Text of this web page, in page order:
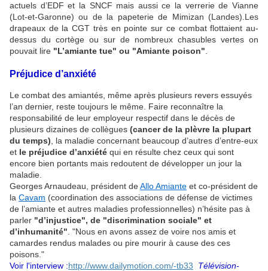
actuels d’EDF et la SNCF mais aussi ce la verrerie de Vianne
(Lot-et-Garonne) ou de la papeterie de Mimizan (Landes).Les
drapeaux de la CGT très en pointe sur ce combat flottaient au-
dessus du cortège ou sur de nombreux chasubles vertes on
pouvait lire "L’amiante tue" ou "Amiante poison"
Préjudice d’anxiété
Le combat des amiantés, même après plusieurs revers essuyés
l’an dernier, reste toujours le même. Faire reconnaître la
responsabilité de leur employeur respectif dans le décès de
plusieurs dizaines de collègues (cancer de la plèvre la plupart
du temps) , la maladie concernant beaucoup d’autres d’entre-eux
et le préjudice d’anxiété qui en résulte chez ceux qui sont
encore bien portants mais redoutent de développer un jour la
maladie.
Georges Arnaudeau, président deAllo Amiante et co-président de
la Cavam (coordination des associations de défense de victimes
de l’amiante et autres maladies professionnelles) n’hésite pas à
parler "d’injustice", de "discrimination sociale" et
d’inhumanité" . "Nous en avons assez de voire nos amis et
camardes rendus malades ou pire mourir à cause des ces
poisons."
Voir l'interview :http://www.dailymotion.com/-tb33
Télévision-